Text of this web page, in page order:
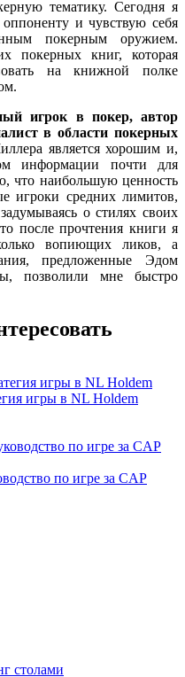
тематику. Сегодня я
и чувствую себя
покерным оружием.
покерных книг, которая
на книжной полке
игрок в покер, автор
в области покерных
является хорошим и,
информации почти для
что наибольшую ценность
игроки средних лимитов,
о стилях своих
после прочтения книги я
вопиющих ликов, а
предложенные Эдом
позволили мне быстро
игры в NL Holdem
по игре за CAP